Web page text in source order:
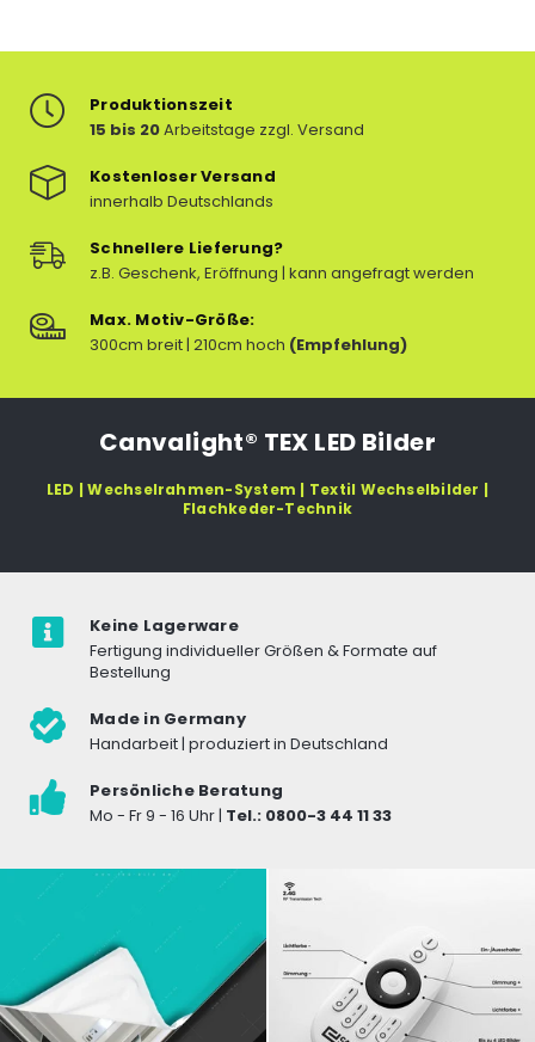
Produktionszeit
15 bis 20Arbeitstage zzgl. Versand
Kostenloser Versand
innerhalb Deutschlands
Schnellere Lieferung?
z.B. Geschenk, Eröffnung | kann angefragt werden
Max. Motiv-Größe:
300cm breit | 210cm hoch (Empfehlung)
Canvalight® TEX LED Bilder
LED | Wechselrahmen-System | Textil Wechselbilder |
Flachkeder-Technik
Keine Lagerware
Fertigung individueller Größen & Formate auf
Bestellung
Made in Germany
Handarbeit | produziert in Deutschland
Persönliche Beratung
Mo - Fr 9 - 16 Uhr | Tel.: 0800-3 44 11 33